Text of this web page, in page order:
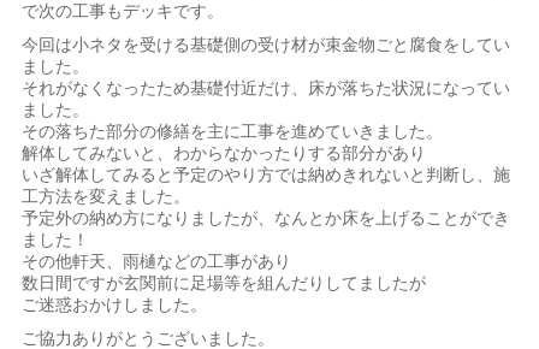
で次の工事もデッキです。
今回は小ネタを受ける基礎側の受け材が束金物ごと腐食をしてい
ました。
それがなくなったため基礎付近だけ、床が落ちた状況になってい
ました。
その落ちた部分の修繕を主に工事を進めていきました。
解体してみないと、わからなかったりする部分があり
いざ解体してみると予定のやり方では納めきれないと判断し、施
工方法を変えました。
予定外の納め方になりましたが、なんとか床を上げることができ
ました！
その他軒天、雨樋などの工事があり
数日間ですが玄関前に足場等を組んだりしてましたが
ご迷惑おかけしました。
ご協力ありがとうございました。